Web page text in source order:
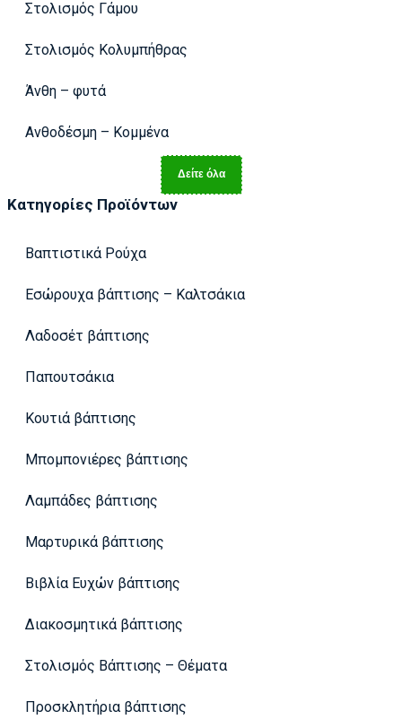
Στολισμός Γάμου
Στολισμός Κολυμπήθρας
Άνθη – φυτά
Ανθοδέσμη – Κομμένα
Δείτε όλα
Κατηγορίες Προϊόντων
Βαπτιστικά Ρούχα
Εσώρουχα βάπτισης – Καλτσάκια
Λαδοσέτ βάπτισης
Παπουτσάκια
Κουτιά βάπτισης
Μπομπονιέρες βάπτισης
Λαμπάδες βάπτισης
Μαρτυρικά βάπτισης
Βιβλία Ευχών βάπτισης
Διακοσμητικά βάπτισης
Στολισμός Βάπτισης – Θέματα
Προσκλητήρια βάπτισης